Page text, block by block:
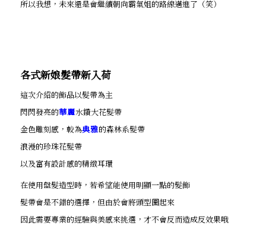
所以我想，未來還是會繼續朝向霸氣姐的路線邁進了（笑）
各式新娘髮帶新入荷
這次介紹的飾品以髮帶為主
閃閃發亮的華麗水鑽大花髮帶
金色雕刻感，較為典雅的森林系髮帶
浪漫的珍珠花髮帶
以及富有設計感的精緻耳環
在使用盤髮造型時，若希望能使用明顯一點的髮飾
髮帶會是不錯的選擇，但由於會將頭型圈起來
因此需要專業的經驗與美感來挑選，才不會反而造成反效果哦